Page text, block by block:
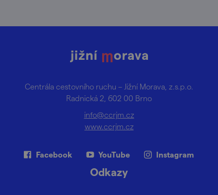
Centrála cestovního ruchu – Jižní Morava, z.s.p.o.
Radnická 2, 602 00 Brno
info@ccrjm.cz
www.ccrjm.cz
Facebook YouTube Instagram
Odkazy